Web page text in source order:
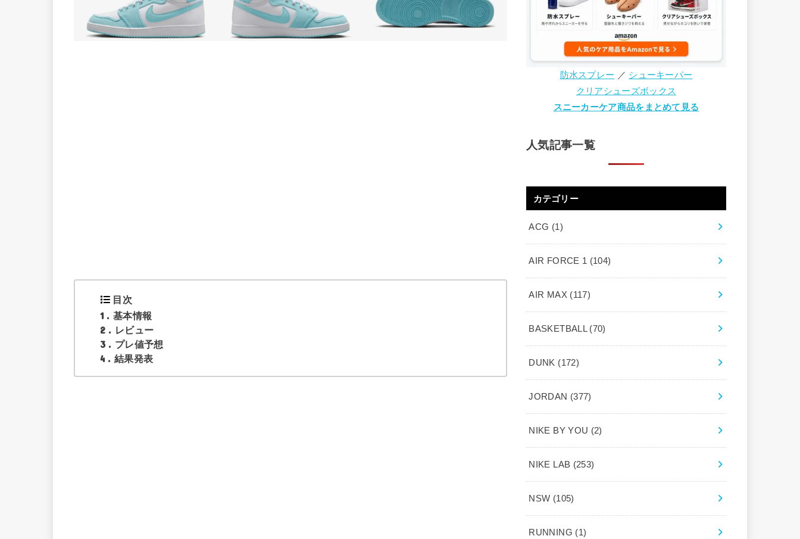
目次
1
基本情報
2 レビュー
3 プレ値予想
4 結果発表
防水スプレー ／ シューキーパー
クリアシューズボックス
スニーカーケア商品をまとめて見る
人気記事一覧
カテゴリー
ACG (1)
AIR FORCE 1 (104)
AIR MAX (117)
BASKETBALL (70)
DUNK (172)
JORDAN (377)
NIKE BY YOU (2)
NIKE LAB (253)
NSW (105)
RUNNING (1)